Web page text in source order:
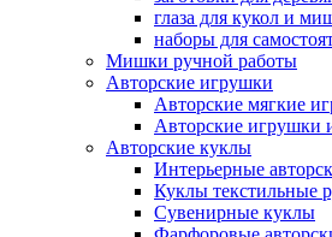
глаза для кукол и
наборы для
Мишки ручной работы
Авторские игрушки
Авторские мягкие
Авторские игрушки
Авторские куклы
Интерьерные
Куклы текстильные
Сувенирные куклы